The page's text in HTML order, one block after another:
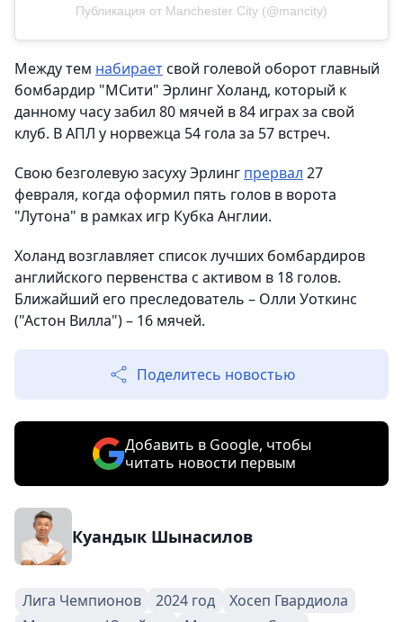
Публикация от Manchester City (@mancity)
Между тем набираетсвой голевой оборот главный
бомбардир "МСити" Эрлинг Холанд, который к
данному часу забил 80 мячей в 84 играх за свой
клуб. В АПЛ у норвежца 54 гола за 57 встреч.
Свою безголевую засуху Эрлинг прервал 27
февраля, когда оформил пять голов в ворота
"Лутона" в рамках игр Кубка Англии.
Холанд возглавляет список лучших бомбардиров
английского первенства с активом в 18 голов.
Ближайший его преследователь – Олли Уоткинс
("Астон Вилла") – 16 мячей.
Поделитесь новостью
Добавить в Google, чтобы
читать новости первым
Куандык Шынасилов
Лига Чемпионов 2024 год
Хосеп Гвардиола